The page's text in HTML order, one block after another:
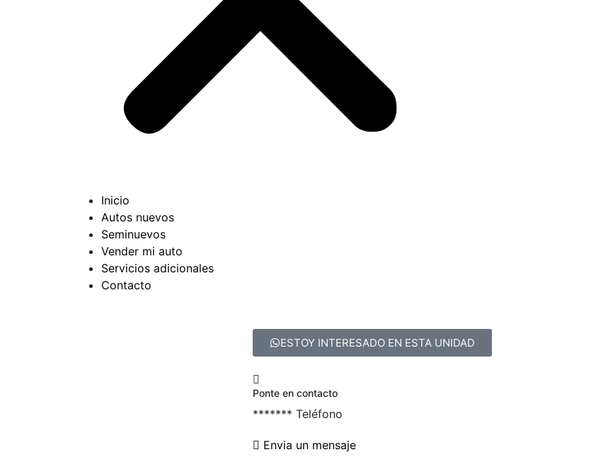
Inicio
Autos nuevos
Seminuevos
Vender mi auto
Servicios adicionales
Contacto
ESTOY INTERESADO EN ESTA UNIDAD
Ponte en contacto
******* Teléfono
Envia un mensaje